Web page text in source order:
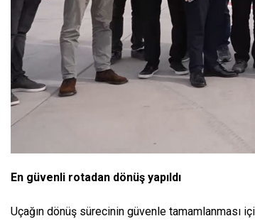
En güvenli rotadan dönüş yapıldı
Uçağın dönüş sürecinin güvenle tamamlanması